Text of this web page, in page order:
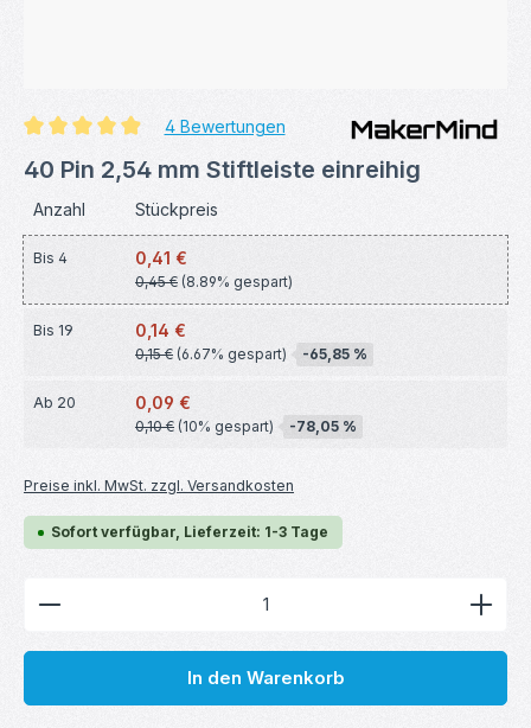
4 Bewertungen
40 Pin 2,54 mm Stiftleiste einreihig
Anzahl Stückpreis
Bis 4 0,41 €
0,45 € (8.89% gespart)
Bis 19 0,14 €
0,15 € (6.67% gespart) -65,85 %
Ab 20 0,09 €
0,10 € (10% gespart) -78,05 %
Preise inkl. MwSt. zzgl. Versandkosten
Sofort verfügbar, Lieferzeit: 1-3 Tage
Produkt Anzahl: Gib den gewünschten Wert ein
In den Warenkorb